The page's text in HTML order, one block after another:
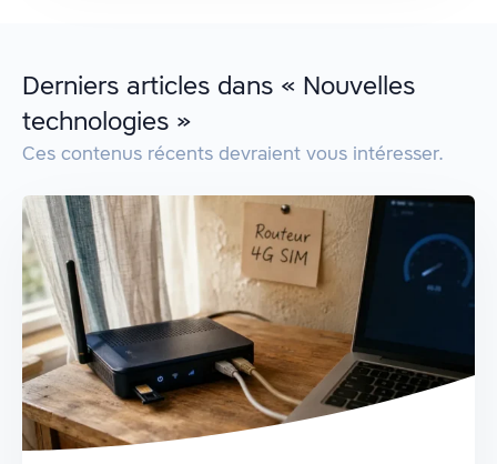
Derniers articles dans « Nouvelles
technologies »
Ces contenus récents devraient vous intéresser.